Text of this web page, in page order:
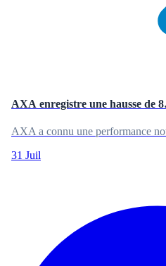
AXA enregistre une hausse de
AXA a connu une performance
31 Juil